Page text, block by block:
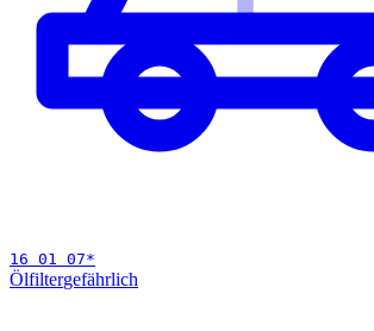
16 01 07*
Ölfiltergefährlich